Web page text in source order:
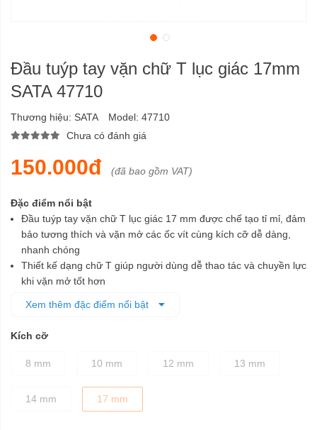
Đầu tuýp tay vặn chữ T lục giác 17mm
SATA 47710
Thương hiệu: SATA Model: 47710
Chưa có đánh giá
150.000đ (đã bao gồm VAT)
Đặc điểm nổi bật
Đầu tuýp tay vặn chữ T lục giác 17 mm được chế tạo tỉ mỉ, đảm
bảo tương thích và vặn mở các ốc vít cùng kích cỡ dễ dàng,
nhanh chóng
Thiết kế dạng chữ T giúp người dùng dễ thao tác và chuyền lực
khi vặn mở tốt hơn
Lớp phủ màu đen bên ngoài để bảo vệ chống ăn mòn tốt hơn
Xem thêm đặc điểm nổi bật
Kích cỡ
8 mm 10 mm 12 mm 13 mm
14 mm 17 mm